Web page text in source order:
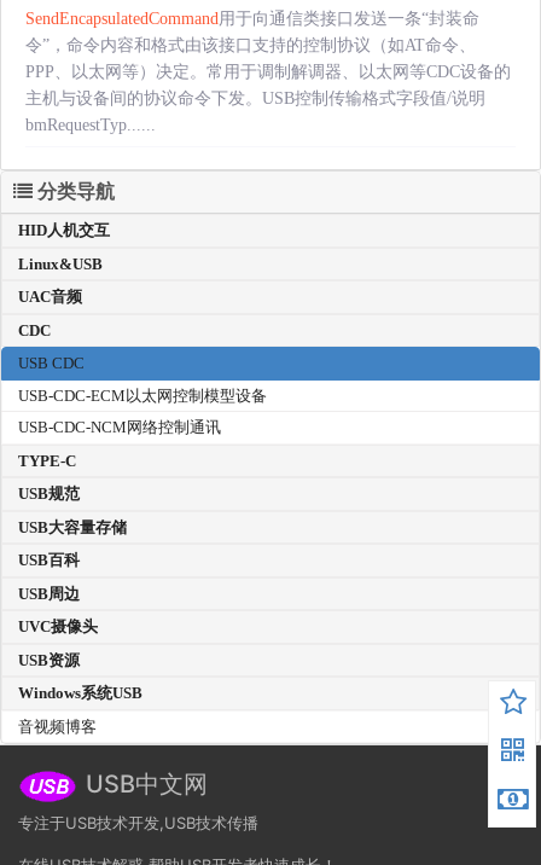
SendEncapsulatedCommand用于向通信类接口发送一条“封装命
令”，命令内容和格式由该接口支持的控制协议（如AT命令、
PPP、以太网等）决定。常用于调制解调器、以太网等CDC设备的
主机与设备间的协议命令下发。USB控制传输格式字段值/说明
bmRequestTyp......
分类导航
HID人机交互
Linux&USB
UAC音频
CDC
USB CDC
USB-CDC-ECM以太网控制模型设备
USB-CDC-NCM网络控制通讯
TYPE-C
USB规范
USB大容量存储
USB百科
USB周边
UVC摄像头
USB资源
Windows系统USB
音视频博客
USB中文网
专注于USB技术开发,USB技术传播